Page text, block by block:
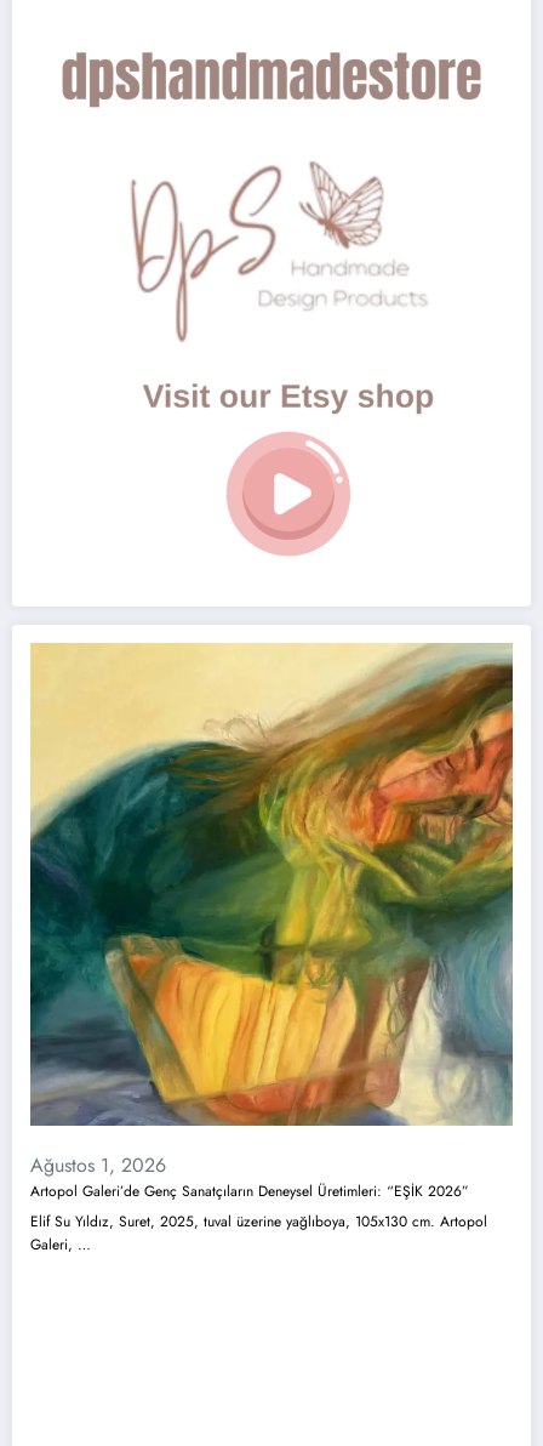
Ağustos 1, 2026
Artopol Galeri’de Genç Sanatçıların Deneysel Üretimleri: “EŞİK 2026”
Elif Su Yıldız, Suret, 2025, tuval üzerine yağlıboya, 105x130 cm. Artopol
Galeri, …